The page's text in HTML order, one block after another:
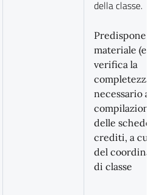
della classe.
Predispone il
materiale (e ne
verifica la
completezza)
necessario alla
compilazione
delle schede
crediti, a cura
del
di classe